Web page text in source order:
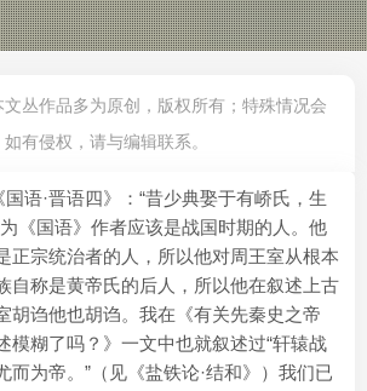
文丛作品多为原创，版权所有；特殊情况会
有侵权，请与编辑联系。
国语·晋语四》：“昔少典娶于有峤氏，生
《国语》作者应该是战国时期的人。他
正宗统治者的人，所以他对周王室从根本
自称是黄帝氏的后人，所以他在叙述上古
胡诌他也胡诌。我在《有关先秦史之帝
模糊了吗？》一文中也就叙述过“轩辕战
而为帝。”（见《盐铁论·结和》）我们已